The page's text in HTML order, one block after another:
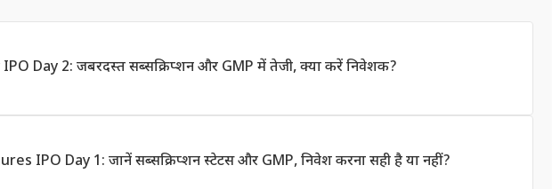
Day 2: जबरदस्त सब्सक्रिप्शन और GMP में तेजी, क्या करें निवेशक?
IPO Day 1: जानें सब्सक्रिप्शन स्टेटस और GMP, निवेश करना सही है या नहीं?